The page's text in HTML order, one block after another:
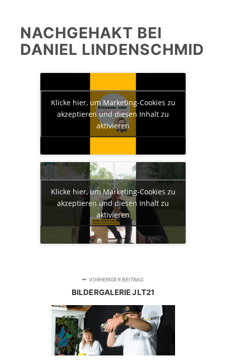
NACHGEHAKT BEI
DANIEL LINDENSCHMID
Klicke hier, um Marketing-Cookies zu
akzeptieren und diesen Inhalt zu
aktivieren
Klicke hier, um Marketing-Cookies zu
akzeptieren und diesen Inhalt zu
aktivieren
VORHERIGER BEITRAG
BILDERGALERIE JLT21